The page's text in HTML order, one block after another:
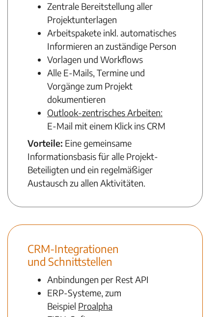
Zentrale Bereitstellung aller
Projektunterlagen
Arbeitspakete inkl. automatisches
Informieren an zuständige Person
Vorlagen und Workflows
Alle E-Mails, Termine und
Vorgänge zum Projekt
dokumentieren
Outlook-zentrisches Arbeiten:
E-Mail mit einem Klick ins CRM
Vorteile: Eine gemeinsame
Informationsbasis für alle Projekt-
Beteiligten und ein regelmäßiger
Austausch zu allen Aktivitäten.
CRM-Integrationen
und Schnittstellen
Anbindungen per Rest API
ERP-Systeme, zum
Beispiel Proalpha